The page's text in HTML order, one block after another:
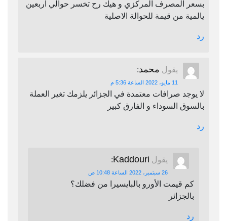
بسعر المصرف المركزي و هيك رح تخسر حوالي اربعين
يالمية من قيمة للحوالة الاصلية
رد
يقول محمد:
11 مايو، 2022 الساعة 5:36 م
لا يوجد صرافات معتمدة في الجزائر يلزمك تغير العملة
بالسوق السوداء و الفارق كبير
رد
يقول Kaddouri
:
26 سبتمبر، 2022 الساعة 10:48 ص
كم قيمت الأورو بالبايسيرا من فضلك؟
بالجزائر
رد